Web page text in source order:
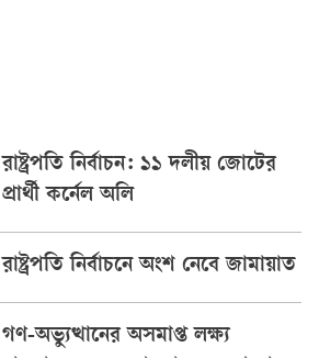
রাষ্ট্রপতি নির্বাচন: ১১ দলীয় জোটের
প্রার্থী কর্নেল অলি
রাষ্ট্রপতি নির্বাচনে অংশ নেবে জামায়াত
গণ-অভ্যুত্থানের অসমাপ্ত লক্ষ্য